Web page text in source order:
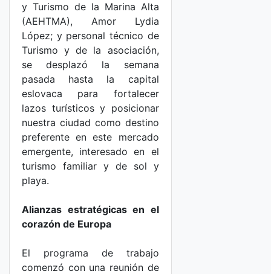
y Turismo de la Marina Alta
(AEHTMA), Amor Lydia
López; y personal técnico de
Turismo y de la asociación,
se desplazó la semana
pasada hasta la capital
eslovaca para fortalecer
lazos turísticos y posicionar
nuestra ciudad como destino
preferente en este mercado
emergente, interesado en el
turismo familiar y de sol y
playa.
Alianzas estratégicas en el
corazón de Europa
El programa de trabajo
comenzó con una reunión de